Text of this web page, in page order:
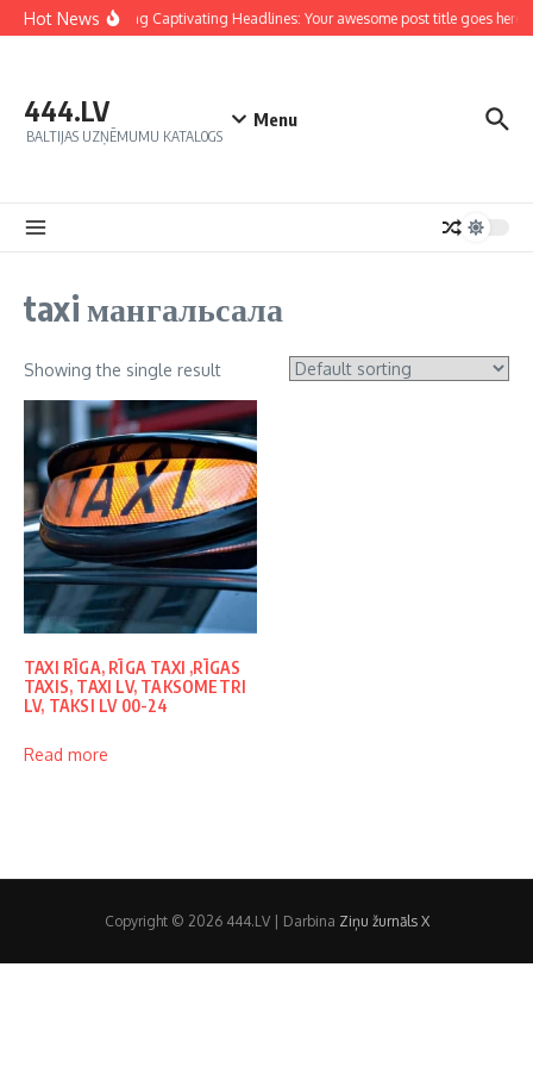
Hot NewsCrafting Captivating Headlines: Your awesome post title goes here
444.LV
BALTIJAS UZŅĒMUMU KATALOGS
Menu
taxi мангальсала
Showing the single result
TAXI RĪGA, RĪGA TAXI ,RĪGAS
TAXIS, TAXI LV, TAKSOMETRI
LV, TAKSI LV 00-24
Read more
Copyright © 2026 444.LV | Darbina Ziņu žurnāls X